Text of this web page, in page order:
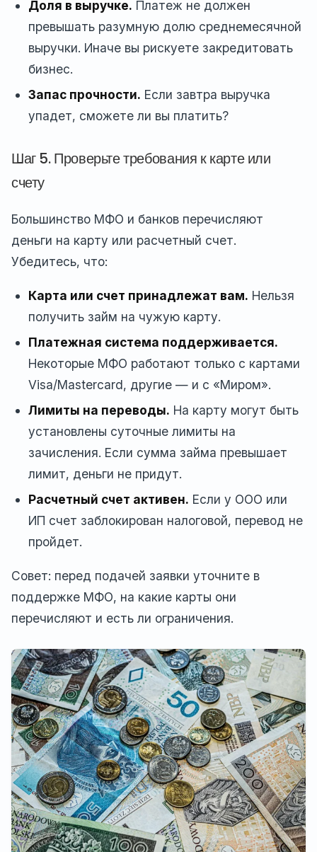
Доля в выручке. Платеж не должен
превышать разумную долю среднемесячной
выручки. Иначе вы рискуете закредитовать
бизнес.
Запас прочности. Если завтра выручка
упадет, сможете ли вы платить?
Шаг 5. Проверьте требования к карте или
счету
Большинство МФО и банков перечисляют
деньги на карту или расчетный счет.
Убедитесь, что:
Карта или счет принадлежат вам. Нельзя
получить займ на чужую карту.
Платежная система поддерживается.
Некоторые МФО работают только с картами
Visa/Mastercard, другие — и с «Миром».
Лимиты на переводы. На карту могут быть
установлены суточные лимиты на
зачисления. Если сумма займа превышает
лимит, деньги не придут.
Расчетный счет активен. Если у ООО или
ИП счет заблокирован налоговой, перевод не
пройдет.
Совет: перед подачей заявки уточните в
поддержке МФО, на какие карты они
перечисляют и есть ли ограничения.